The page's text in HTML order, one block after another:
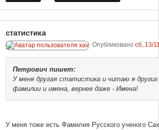
статистика
Опубликовано сб, 13/
Петрович пишет:
У меня другая статистика и читаю я
фамилии и имена, вернее даже - Имена!
У меня тоже есть Фамилия Русского ученого